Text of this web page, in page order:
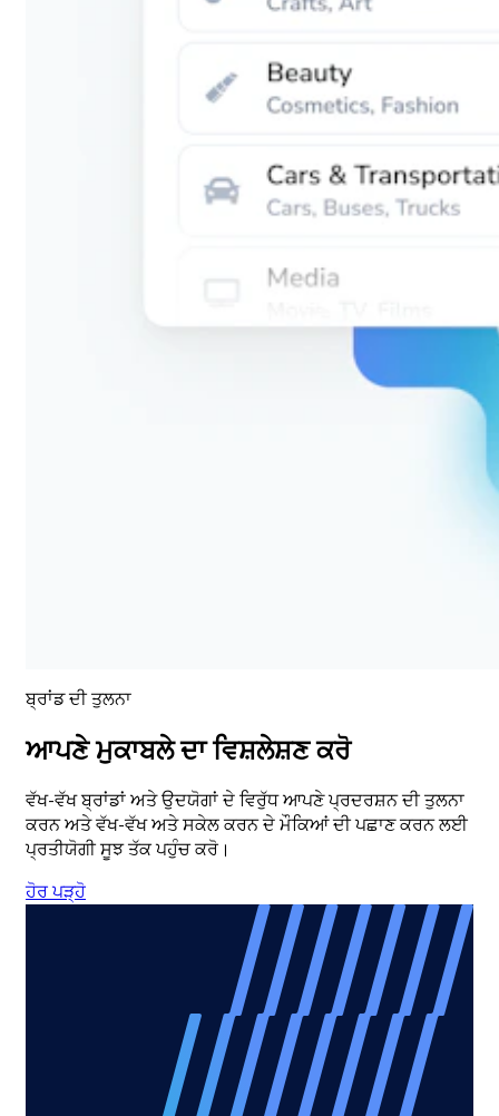
ਬ੍ਰਾਂਡ ਦੀ ਤੁਲਨਾ
ਆਪਣੇ ਮੁਕਾਬਲੇ ਦਾ ਵਿਸ਼ਲੇਸ਼ਣ ਕਰੋ
ਵੱਖ-ਵੱਖ ਬ੍ਰਾਂਡਾਂ ਅਤੇ ਉਦਯੋਗਾਂ ਦੇ ਵਿਰੁੱਧ ਆਪਣੇ ਪ੍ਰਦਰਸ਼ਨ ਦੀ ਤੁਲਨਾ
ਕਰਨ ਅਤੇ ਵੱਖ-ਵੱਖ ਅਤੇ ਸਕੇਲ ਕਰਨ ਦੇ ਮੌਕਿਆਂ ਦੀ ਪਛਾਣ ਕਰਨ ਲਈ
ਪ੍ਰਤੀਯੋਗੀ ਸੂਝ ਤੱਕ ਪਹੁੰਚ ਕਰੋ।
ਹੋਰ ਪੜ੍ਹੋ